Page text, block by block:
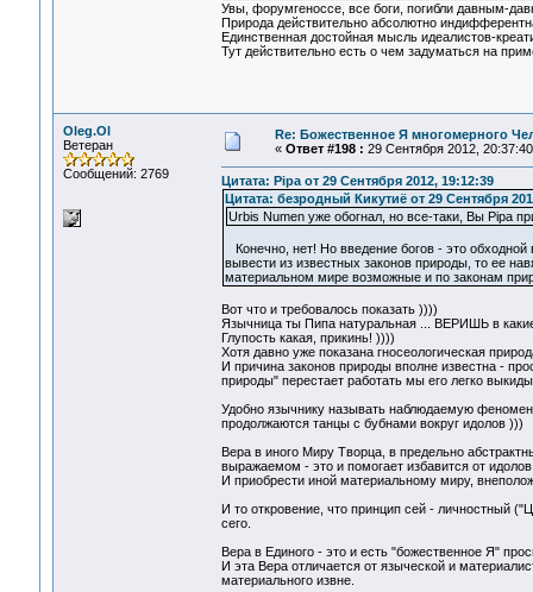
Увы, форумгеноссе, все боги, погибли давным-
Природа действительно абсолютно
Единственная достойная мысль идеалистов-
Тут действительно есть о чем задуматься на
Oleg.Ol
Ветеран
Сообщений: 2769
Re: Божественное Я многомерного
« Ответ #198 : 29 Сентября 2012,
Цитата: Pipa от 29 Сентября 2012, 19:12:39
Цитата: безродный Кикутиё от 29 Сентября
Urbis Numen уже обогнал, но все-таки, Вы Pipa
Конечно, нет! Но введение богов - это
вывести из известных законов природы, то ее
материальном мире возможные и по законам
Вот что и требовалось показать ))))
Язычница ты Пипа натуральная ... ВЕРИШЬ в
Глупость какая, прикинь! ))))
Хотя давно уже показана гносеологическая
И причина законов природы вполне известна -
природы" перестает работать мы его легко
Удобно язычнику называть наблюдаемую
продолжаются танцы с бубнами вокруг идолов )))
Вера в иного Миру Творца, в предельно
выражаемом - это и помогает избавится от
И приобрести иной материальному миру,
И то откровение, что принцип сей - личностный
сего.
Вера в Единого - это и есть "божественное Я"
И эта Вера отличается от языческой и
материального извне.